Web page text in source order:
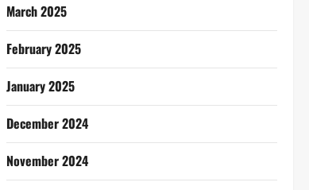
March 2025
February 2025
January 2025
December 2024
November 2024